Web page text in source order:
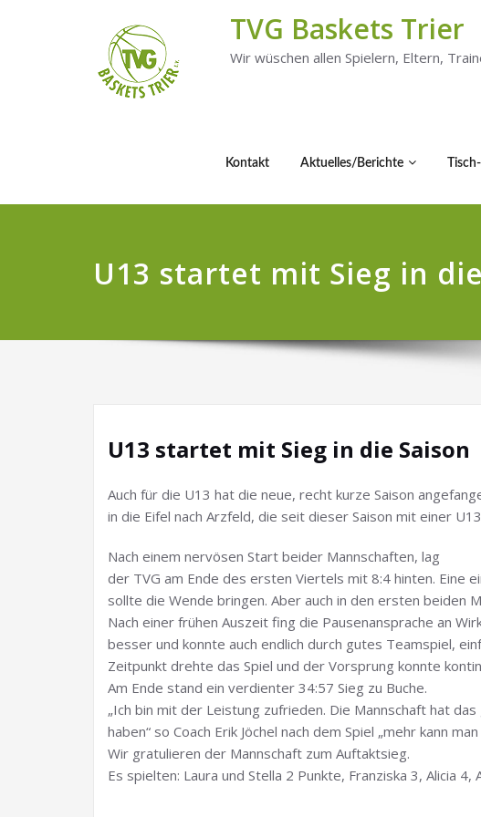
TVG Baskets Trier
Wir wüschen allen Spielern, Eltern,
Kontakt Aktuelles/Berichte
U13 startet mit Sieg in
U13 startet mit Sieg in die Saison
Auch für die U13 hat die neue, recht kurze Saison
in die Eifel nach Arzfeld, die seit dieser Saison mit einer
Nach einem nervösen Start beider Mannschaften, lag
der TVG am Ende des ersten Viertels mit 8:4 hinten. Eine
sollte die Wende bringen. Aber auch in den ersten beiden
Nach einer frühen Auszeit fing die Pausenansprache an
besser und konnte auch endlich durch gutes Teamspiel,
Zeitpunkt drehte das Spiel und der Vorsprung konnte
Am Ende stand ein verdienter 34:57 Sieg zu Buche.
„Ich bin mit der Leistung zufrieden. Die Mannschaft hat
haben“ so Coach Erik Jöchel nach dem Spiel „mehr kann
Wir gratulieren der Mannschaft zum Auftaktsieg.
Es spielten: Laura und Stella 2 Punkte, Franziska 3, Alicia